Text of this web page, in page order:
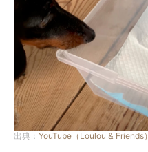
出典： YouTube（Loulou & Friends）